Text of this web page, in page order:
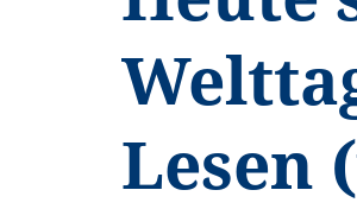
Lesen